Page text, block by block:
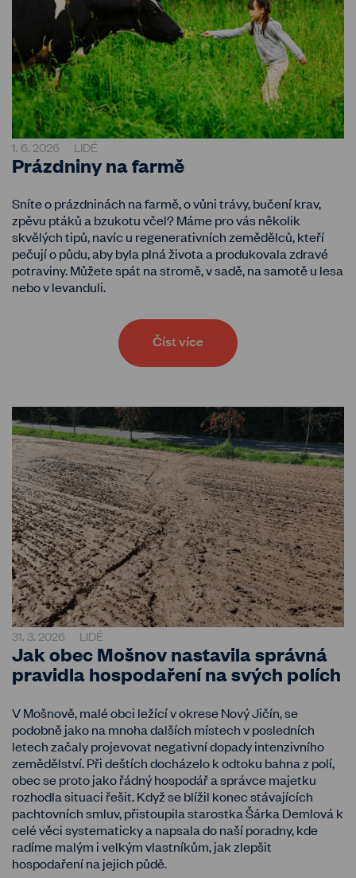
1. 6. 2026 LIDÉ
Prázdniny na farmě
Sníte o prázdninách na farmě, o vůni trávy, bučení krav,
zpěvu ptáků a bzukotu včel? Máme pro vás několik
skvělých tipů, navíc u regenerativních zemědělců, kteří
pečují o půdu, aby byla plná života a produkovala zdravé
potraviny. Můžete spát na stromě, v sadě, na samotě u lesa
nebo v levanduli.
Číst více
31. 3. 2026 LIDÉ
Jak obec Mošnov nastavila správná
pravidla hospodaření na svých polích
V Mošnově, malé obci ležící v okrese Nový Jičín, se
podobně jako na mnoha dalších místech v posledních
letech začaly projevovat negativní dopady intenzivního
zemědělství. Při deštích docházelo k odtoku bahna z polí,
obec se proto jako řádný hospodář a správce majetku
rozhodla situaci řešit. Když se blížil konec stávajících
pachtovních smluv, přistoupila starostka Šárka Demlová k
celé věci systematicky a napsala do naší poradny, kde
radíme malým i velkým vlastníkům, jak zlepšit
hospodaření na jejich půdě.